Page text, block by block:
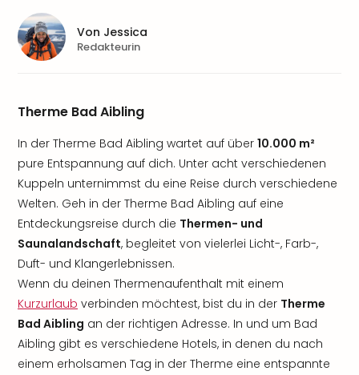
Therme Bad Aibling
In der Therme Bad Aibling wartet auf über 10.000 m²
pure Entspannung auf dich. Unter acht verschiedenen
Kuppeln unternimmst du eine Reise durch verschiedene
Welten. Geh in der Therme Bad Aibling auf eine
Entdeckungsreise durch die Thermen- und
Saunalandschaft, begleitet von vielerlei Licht-, Farb-,
Duft- und Klangerlebnissen.
Wenn du deinen Thermenaufenthalt mit einem
Kurzurlaub verbinden möchtest, bist du in der Therme
Bad Aibling an der richtigen Adresse. In und um Bad
Aibling gibt es verschiedene Hotels, in denen du nach
einem erholsamen Tag in der Therme eine entspannte
Von Jessica
Redakteurin